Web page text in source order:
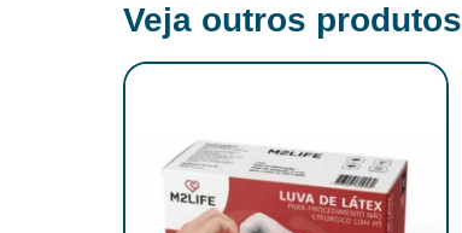
Veja outros produtos